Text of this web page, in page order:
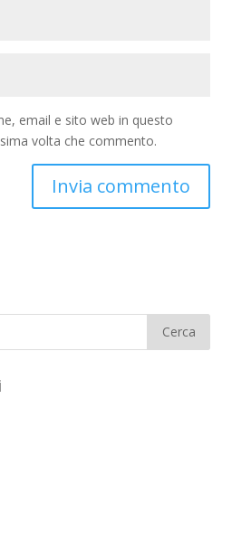
email e sito web in questo
volta che commento.